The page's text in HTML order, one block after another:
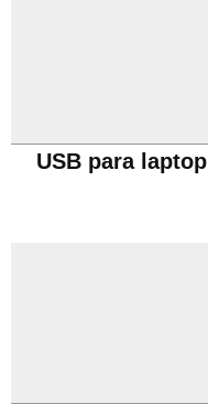
USB para laptop